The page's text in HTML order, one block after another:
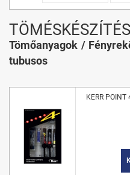
TÖMÉSKÉSZÍTÉS
Tömőanyagok
tubusos
KERR